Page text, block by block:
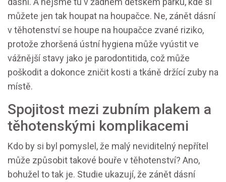
můžete jen tak houpat na houpačce. Ne, zánět dásní
v těhotenství se houpe na houpačce zvané riziko,
protože zhoršená ústní hygiena může vyústit ve
vážnější stavy jako je parodontitida, což může
poškodit a dokonce zničit kosti a tkáně držící zuby na
místě.
Spojitost mezi zubním plakem a
těhotenskými komplikacemi
Kdo by si byl pomyslel, že malý neviditelný nepřítel
může způsobit takové bouře v těhotenství? Ano,
bohužel to tak je. Studie ukazují, že zánět dásní